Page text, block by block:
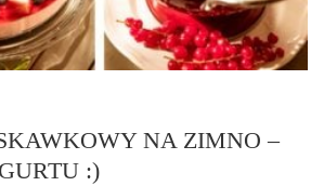
NA ZIMNO –
:)